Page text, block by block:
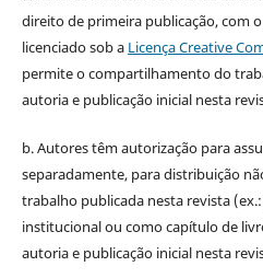
direito de primeira publicação, com
licenciado sob a Licença Creative
permite o compartilhamento do
autoria e publicação inicial nesta
b. Autores têm autorização para
separadamente, para distribuição
trabalho publicada nesta revista
institucional ou como capítulo de
autoria e publicação inicial nesta